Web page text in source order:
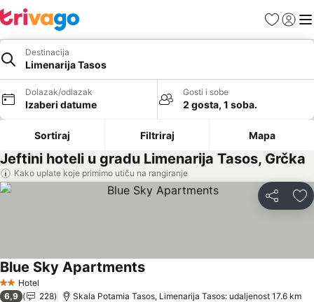
FavoritiPrijavi
Destinacija
Limenarija Tasos
Dolazak/odlazak
Izaberi datume
Gosti i sobe
2 gosta, 1 soba.
Sortiraj Filtriraj Mapa
Jeftini hoteli u gradu Limenarija Tasos, Grčka
Kako uplate koje primimo utiču na rangiranje
Deli
2 Zvezdice
Hotel
Blue Sky ApartmentsPogledaj cene
6,9 228 Skala Potamia Tasos, Limenarija Tasos: udaljenost 17.6 km